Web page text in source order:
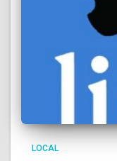
LOCAL